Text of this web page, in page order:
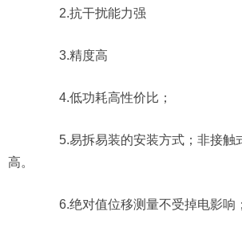
2.抗干扰能力强
3.精度高
4.低功耗高性价比；
5.易拆易装的安装方式；非接触
高。
6.绝对值位移测量不受掉电影响；